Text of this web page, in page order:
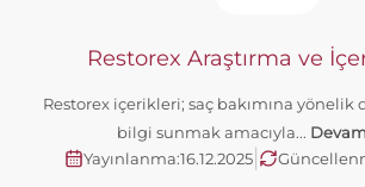
Restorex Araştırma ve
Restorex içerikleri; saç bakımına yönelik
bilgi sunmak amacıyla...
Yayınlanma:16.12.2025